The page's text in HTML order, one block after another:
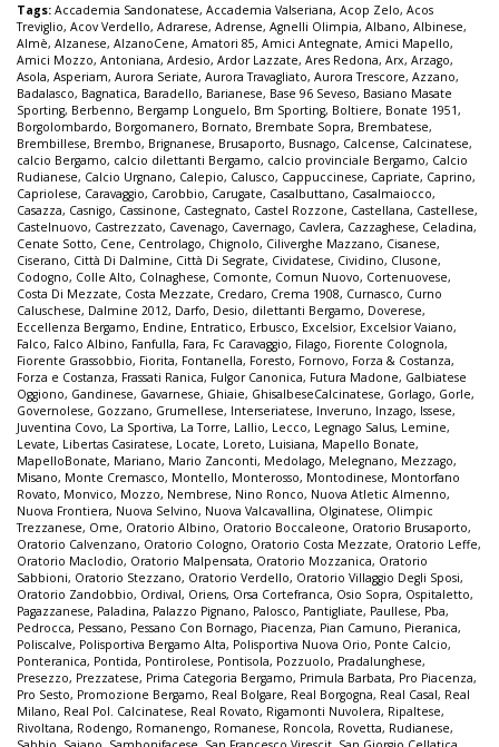
Tags: Accademia Sandonatese, Accademia Valseriana, Acop Zelo, Acos
Treviglio, Acov Verdello, Adrarese, Adrense, Agnelli Olimpia, Albano, Albinese,
Almè, Alzanese, AlzanoCene, Amatori 85, Amici Antegnate, Amici Mapello,
Amici Mozzo, Antoniana, Ardesio, Ardor Lazzate, Ares Redona, Arx, Arzago,
Asola, Asperiam, Aurora Seriate, Aurora Travagliato, Aurora Trescore, Azzano,
Badalasco, Bagnatica, Baradello, Barianese, Base 96 Seveso, Basiano Masate
Sporting, Berbenno, Bergamp Longuelo, Bm Sporting, Boltiere, Bonate 1951,
Borgolombardo, Borgomanero, Bornato, Brembate Sopra, Brembatese,
Brembillese, Brembo, Brignanese, Brusaporto, Busnago, Calcense, Calcinatese,
calcio Bergamo, calcio dilettanti Bergamo, calcio provinciale Bergamo, Calcio
Rudianese, Calcio Urgnano, Calepio, Calusco, Cappuccinese, Capriate, Caprino,
Capriolese, Caravaggio, Carobbio, Carugate, Casalbuttano, Casalmaiocco,
Casazza, Casnigo, Cassinone, Castegnato, Castel Rozzone, Castellana, Castellese,
Castelnuovo, Castrezzato, Cavenago, Cavernago, Cavlera, Cazzaghese, Celadina,
Cenate Sotto, Cene, Centrolago, Chignolo, Ciliverghe Mazzano, Cisanese,
Ciserano, Città Di Dalmine, Città Di Segrate, Cividatese, Cividino, Clusone,
Codogno, Colle Alto, Colnaghese, Comonte, Comun Nuovo, Cortenuovese,
Costa Di Mezzate, Costa Mezzate, Credaro, Crema 1908, Curnasco, Curno
Caluschese, Dalmine 2012, Darfo, Desio, dilettanti Bergamo, Doverese,
Eccellenza Bergamo, Endine, Entratico, Erbusco, Excelsior, Excelsior Vaiano,
Falco, Falco Albino, Fanfulla, Fara, Fc Caravaggio, Filago, Fiorente Colognola,
Fiorente Grassobbio, Fiorita, Fontanella, Foresto, Fornovo, Forza & Costanza,
Forza e Costanza, Frassati Ranica, Fulgor Canonica, Futura Madone, Galbiatese
Oggiono, Gandinese, Gavarnese, Ghiaie, GhisalbeseCalcinatese, Gorlago, Gorle,
Governolese, Gozzano, Grumellese, Interseriatese, Inveruno, Inzago, Issese,
Juventina Covo, La Sportiva, La Torre, Lallio, Lecco, Legnago Salus, Lemine,
Levate, Libertas Casiratese, Locate, Loreto, Luisiana, Mapello Bonate,
MapelloBonate, Mariano, Mario Zanconti, Medolago, Melegnano, Mezzago,
Misano, Monte Cremasco, Montello, Monterosso, Montodinese, Montorfano
Rovato, Monvico, Mozzo, Nembrese, Nino Ronco, Nuova Atletic Almenno,
Nuova Frontiera, Nuova Selvino, Nuova Valcavallina, Olginatese, Olimpic
Trezzanese, Ome, Oratorio Albino, Oratorio Boccaleone, Oratorio Brusaporto,
Oratorio Calvenzano, Oratorio Cologno, Oratorio Costa Mezzate, Oratorio Leffe,
Oratorio Maclodio, Oratorio Malpensata, Oratorio Mozzanica, Oratorio
Sabbioni, Oratorio Stezzano, Oratorio Verdello, Oratorio Villaggio Degli Sposi,
Oratorio Zandobbio, Ordival, Oriens, Orsa Cortefranca, Osio Sopra, Ospitaletto,
Pagazzanese, Paladina, Palazzo Pignano, Palosco, Pantigliate, Paullese, Pba,
Pedrocca, Pessano, Pessano Con Bornago, Piacenza, Pian Camuno, Pieranica,
Poliscalve, Polisportiva Bergamo Alta, Polisportiva Nuova Orio, Ponte Calcio,
Ponteranica, Pontida, Pontirolese, Pontisola, Pozzuolo, Pradalunghese,
Presezzo, Prezzatese, Prima Categoria Bergamo, Primula Barbata, Pro Piacenza,
Pro Sesto, Promozione Bergamo, Real Bolgare, Real Borgogna, Real Casal, Real
Milano, Real Pol. Calcinatese, Real Rovato, Rigamonti Nuvolera, Ripaltese,
Rivoltana, Rodengo, Romanengo, Romanese, Roncola, Rovetta, Rudianese,